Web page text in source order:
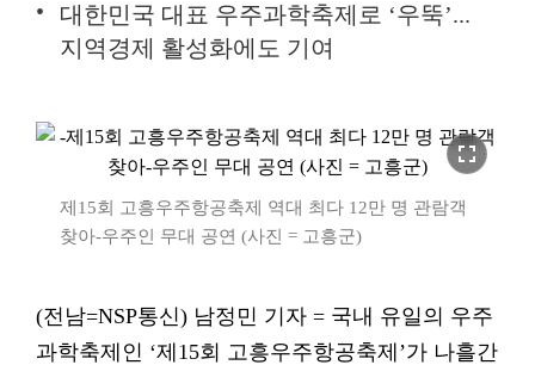
대한민국 대표 우주과학축제로 ‘우뚝’...
지역경제 활성화에도 기여
fullscreen
제15회 고흥우주항공축제 역대 최다 12만 명 관람객
찾아-우주인 무대 공연 (사진 = 고흥군)
(전남=NSP통신) 남정민 기자 = 국내 유일의 우주
과학축제인 ‘제15회 고흥우주항공축제’가 나흘간